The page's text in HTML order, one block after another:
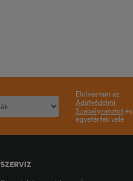
Elolvastam az
Adatvédelmi
Szabályzatototés
egyetértek vele
SZERVIZ